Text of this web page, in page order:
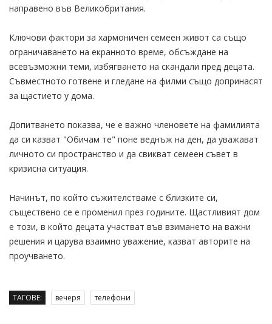
направено във Великобритания.
Ключови фактори за хармоничен семеен живот са също
ограничаването на екранното време, обсъждане на
всевъзможни теми, избягването на скандали пред децата.
Съвместното готвене и гледане на филми също допринасят
за щастието у дома.
Допитването показва, че е важно членовете на фамилията
да си казват "Обичам те" поне веднъж на ден, да уважават
личното си пространство и да свикват семеен съвет в
кризисна ситуация.
Начинът, по който съжителстваме с близките си,
съществено се е променил през годините. Щастливият дом
е този, в който децата участват във взимането на важни
решения и царува взаимно уважение, казват авторите на
проучването.
ТАГОВЕ: вечеря телефони